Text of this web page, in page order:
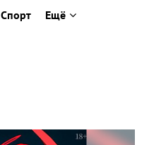
Спорт
Ещё